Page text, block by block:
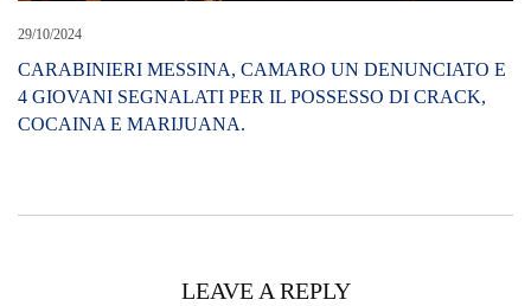
29/10/2024
CARABINIERI MESSINA, CAMARO UN DENUNCIATO E
4 GIOVANI SEGNALATI PER IL POSSESSO DI CRACK,
COCAINA E MARIJUANA.
LEAVE A REPLY